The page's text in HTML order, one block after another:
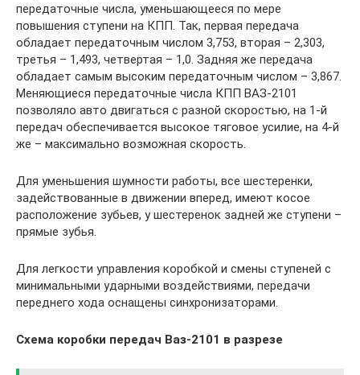
передаточные числа, уменьшающееся по мере
повышения ступени на КПП. Так, первая передача
обладает передаточным числом 3,753, вторая – 2,303,
третья – 1,493, четвертая – 1,0. Задняя же передача
обладает самым высоким передаточным числом – 3,867.
Меняющиеся передаточные числа КПП ВАЗ-2101
позволяло авто двигаться с разной скоростью, на 1-й
передач обеспечивается высокое тяговое усилие, на 4-й
же – максимально возможная скорость.
Для уменьшения шумности работы, все шестеренки,
задействованные в движении вперед, имеют косое
расположение зубьев, у шестеренок задней же ступени –
прямые зубья.
Для легкости управления коробкой и смены ступеней с
минимальными ударными воздействиями, передачи
переднего хода оснащены синхронизаторами.
Схема коробки передач Ваз-2101 в разрезе